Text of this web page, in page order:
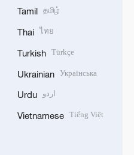
Tamil தமிழ்
Thai ไทย
Turkish Türkçe
Ukrainian Українська
Urdu اردو
Vietnamese Tiếng Việt